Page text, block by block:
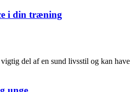
i din træning
del af en sund livsstil og kan have